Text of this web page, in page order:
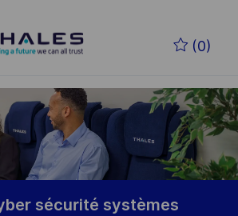
(0)
sécurité systèmes